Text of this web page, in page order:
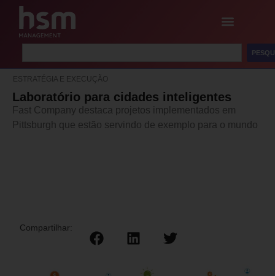
ESTRATÉGIA E EXECUÇÃO
Laboratório para cidades inteligentes
Fast Company destaca projetos implementados em
Pittsburgh que estão servindo de exemplo para o mundo
Compartilhar: